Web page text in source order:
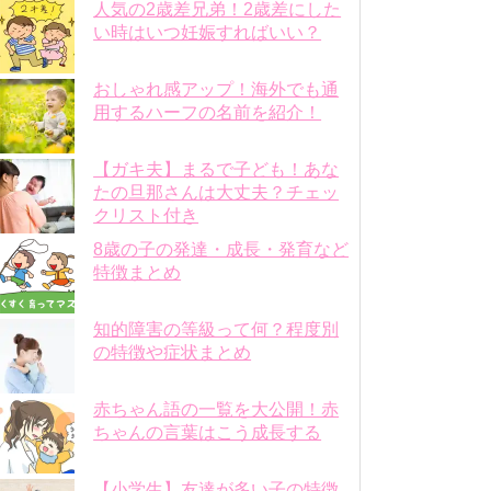
人気の2歳差兄弟！2歳差にした
い時はいつ妊娠すればいい？
おしゃれ感アップ！海外でも通
用するハーフの名前を紹介！
【ガキ夫】まるで子ども！あな
たの旦那さんは大丈夫？チェッ
クリスト付き
8歳の子の発達・成長・発育など
特徴まとめ
知的障害の等級って何？程度別
の特徴や症状まとめ
赤ちゃん語の一覧を大公開！赤
ちゃんの言葉はこう成長する